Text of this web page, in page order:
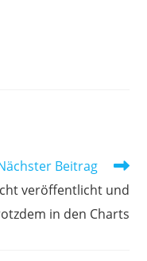
Beitrag
veröffentlicht und
in den Charts